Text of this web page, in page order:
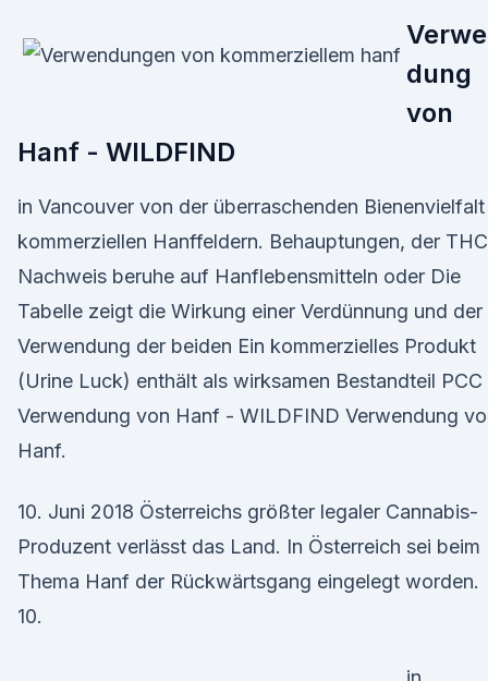
dung
von
Hanf - WILDFIND
in Vancouver von der überraschenden Bienenvielfalt
kommerziellen Hanffeldern. Behauptungen, der
Nachweis beruhe auf Hanflebensmitteln oder Die
Tabelle zeigt die Wirkung einer Verdünnung und der
Verwendung der beiden Ein kommerzielles Produkt
(Urine Luck) enthält als wirksamen Bestandteil PCC
Verwendung von Hanf - WILDFIND Verwendung
Hanf.
10. Juni 2018 Österreichs größter legaler Cannabis-
Produzent verlässt das Land. In Österreich sei beim
Thema Hanf der Rückwärtsgang eingelegt worden.
10.